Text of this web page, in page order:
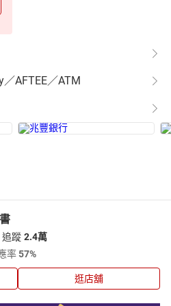
AFTEE／ATM
追蹤 2.4萬
率57%
逛店舖